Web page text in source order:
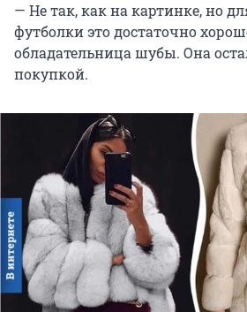
— Не так, как на картинке, но
футболки это достаточно
обладательница шубы. Она
покупкой.